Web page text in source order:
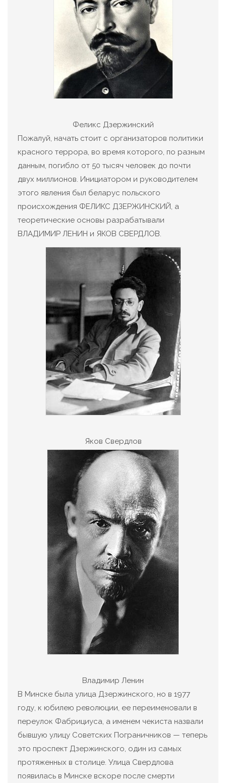
Феликс Дзержинский
Пожалуй, начать стоит с организаторов политики
красного террора, во время которого, по разным
данным, погибло от 50 тысяч человек до почти
двух миллионов. Инициатором и руководителем
этого явления был беларус польского
происхождения ФЕЛИКС ДЗЕРЖИНСКИЙ, а
теоретические основы разрабатывали
ВЛАДИМИР ЛЕНИН и ЯКОВ СВЕРДЛОВ.
Яков Свердлов
Владимир Ленин
В Минске была улица Дзержинского, но в 1977
году, к юбилею революции, ее переименовали в
переулок Фабрициуса, а именем чекиста назвали
бывшую улицу Советских Пограничников — теперь
это проспект Дзержинского, один из самых
протяженных в столице. Улица Свердлова
появилась в Минске вскоре после смерти